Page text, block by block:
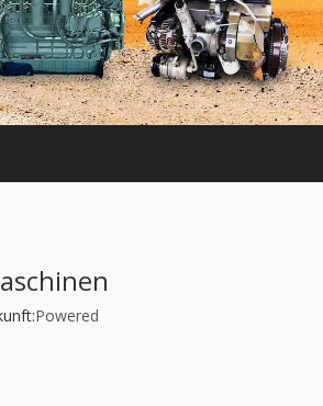
Italiano
Português
Español
Pусский
English
Powered